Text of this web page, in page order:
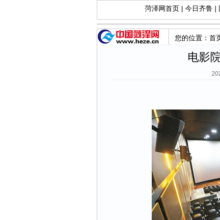
菏泽网首页 | 今日齐鲁 |
您的位置： 首
电影